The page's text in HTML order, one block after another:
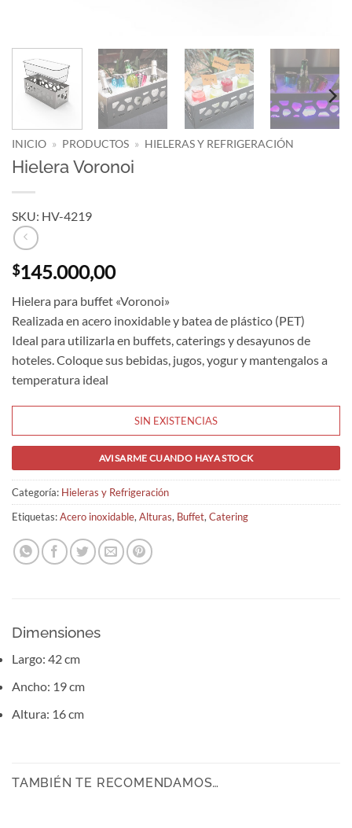
INICIO » PRODUCTOS » HIELERAS Y REFRIGERACIÓN
Hielera Voronoi
SKU: HV-4219
$145.000,00
Hielera para buffet «Voronoi»
Realizada en acero inoxidable y batea de plástico (PET)
Ideal para utilizarla en buffets, caterings y desayunos de
hoteles. Coloque sus bebidas, jugos, yogur y mantengalos a
temperatura ideal
SIN EXISTENCIAS
AVISARME CUANDO HAYA STOCK
Categoría: Hieleras y Refrigeración
Etiquetas:Acero inoxidable, Alturas, Buffet, Catering
Dimensiones
Largo: 42 cm
Ancho: 19 cm
Altura: 16 cm
TAMBIÉN TE RECOMENDAMOS…